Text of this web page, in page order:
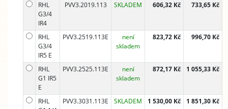
RHL
G3/4
IR4
PVV3.2019.113 SKLADEM 606,32 Kč 733,65 Kč
RHL
G3/4
IR5 E
PVV3.2519.113E
není
skladem
823,72 Kč 996,70 Kč
RHL
G1 IR5
E
PVV3.2525.113E
není
skladem
872,17 Kč 1 055,33 Kč
RHL
PVV3.3031.113E SKLADEM 1 530,00 Kč 1 851,30 Kč